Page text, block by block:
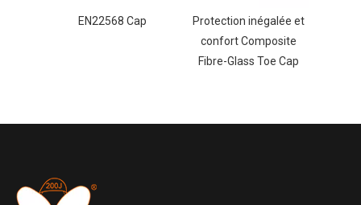
EN22568 Cap
Protection inégalée et
confort Composite
Fibre-Glass Toe Cap